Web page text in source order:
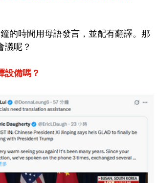
的時間用母語發言，並配有翻譯。那
議呢？
設備嗎？